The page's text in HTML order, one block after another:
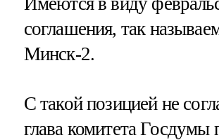
соглашения, так
Минск-2.
С такой позицией не
глава комитета Госдумы